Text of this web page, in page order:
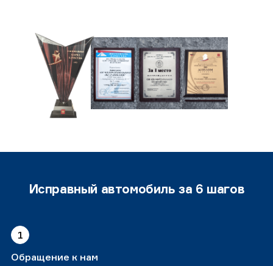
Исправный автомобиль за 6 шагов
1
Обращение к нам